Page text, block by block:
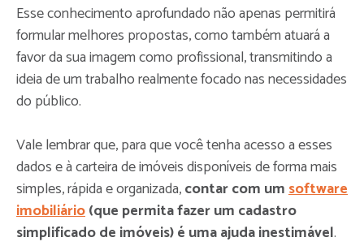
Esse conhecimento aprofundado não apenas permitirá
formular melhores propostas, como também atuará a
favor da sua imagem como profissional, transmitindo a
ideia de um trabalho realmente focado nas necessidades
do público.
Vale lembrar que, para que você tenha acesso a esses
dados e à carteira de imóveis disponíveis de forma mais
simples, rápida e organizada,contar com umsoftware
imobiliário(que permita fazer um cadastro
simplificado de imóveis) é uma ajuda inestimável.